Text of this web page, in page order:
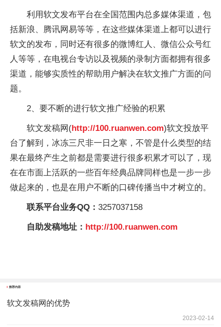
利用软文发布平台在全国范围内总多媒体渠道，包
括新浪、腾讯网易等等，在这些媒体渠道上都可以进行
软文的发布，同时还有很多的微博红人、微信公众号红
人等等，在电视台专访以及视频的录制方面都拥有很多
渠道，能够实质性的帮助用户解决在软文推广方面的问
题。
2、要不断的进行软文推广经验的积累
软文发稿网(http://100.ruanwen.com)软文投放平
台了解到，冰冻三尺非一日之寒，不管是什么类型的结
果在最终产生之前都是需要进行很多积累才可以了，现
在在市面上活跃的一些百年经典品牌同样也是一步一步
做起来的，也是在用户不断的口碑传播当中才树立的。
联系平台业务QQ： 3257037158
自助发稿地址： http://100.ruanwen.com
推荐内容
软文发稿网的优势
2023-02-14